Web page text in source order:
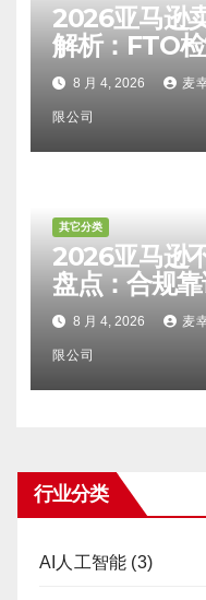
2026亚马逊
解析：FTO
比对区别、
甄选避坑全攻
8 月 4, 2026 麦
限公司
其它分类
2026亚马逊
盘点：合规
避坑FAQ及
8 月 4, 2026 麦
限公司
行业分类
AI人工智能 (3)